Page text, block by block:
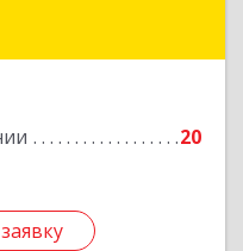
20
Подробнее